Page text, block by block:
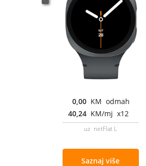
0,00 KM odmah
40,24 KM/mj x12
uz netFlat L
Saznaj više